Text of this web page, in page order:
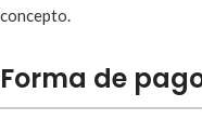
concepto.
Forma de